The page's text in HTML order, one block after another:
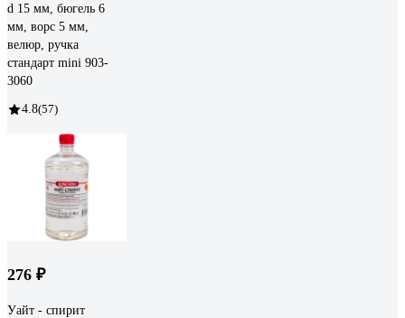
d 15 мм, бюгель 6
мм, ворс 5 мм,
велюр, ручка
стандарт mini 903-
3060
4.8(57)
276 ₽
Уайт - спирит